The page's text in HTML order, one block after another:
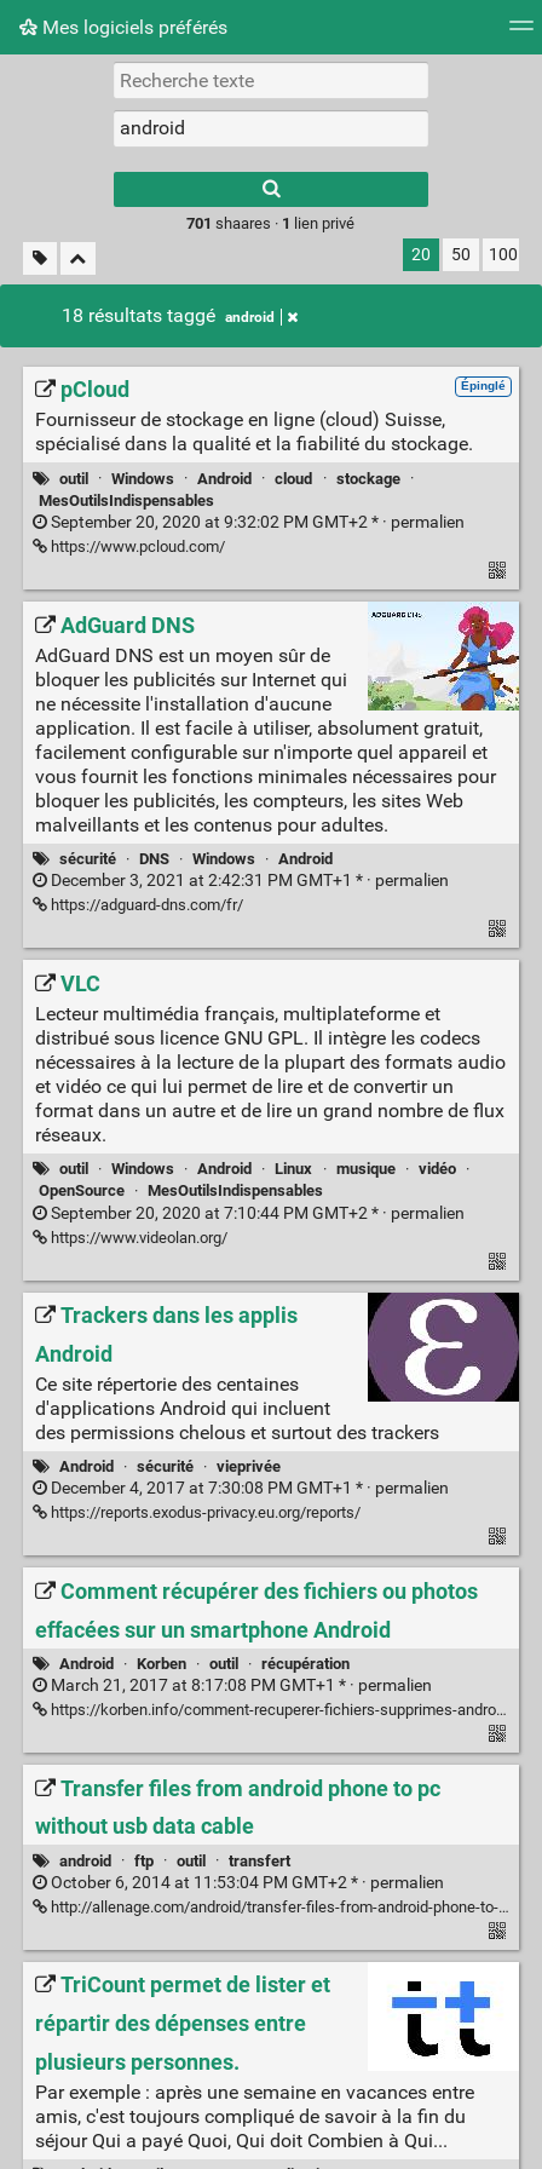
Mes logiciels préférés
Nuage de tags Mur d'images
results.
701 shaares · 1 lien privé
20 50 100
18 résultats taggé android
Épinglé
pCloud
Fournisseur de stockage en ligne (cloud) Suisse,
spécialisé dans la qualité et la fiabilité du stockage.
outil · Windows · Android · cloud · stockage
·
MesOutilsIndispensables
September 20, 2020 at 9:32:02 PM GMT+2 * · permalien
https://www.pcloud.com/
AdGuard DNS
АdGuard DNS est un moyen sûr de
bloquer les publicités sur Internet qui
ne nécessite l'installation d'aucune
application. Il est facile à utiliser, absolument gratuit,
facilement configurable sur n'importe quel appareil et
vous fournit les fonctions minimales nécessaires pour
bloquer les publicités, les compteurs, les sites Web
malveillants et les contenus pour adultes.
sécurité · DNS · Windows · Android
December 3, 2021 at 2:42:31 PM GMT+1 * · permalien
https://adguard-dns.com/fr/
VLC
Lecteur multimédia français, multiplateforme et
distribué sous licence GNU GPL. Il intègre les codecs
nécessaires à la lecture de la plupart des formats audio
et vidéo ce qui lui permet de lire et de convertir un
format dans un autre et de lire un grand nombre de flux
réseaux.
outil · Windows · Android · Linux · musique · vidéo
·
OpenSource
· MesOutilsIndispensables
September 20, 2020 at 7:10:44 PM GMT+2 * · permalien
https://www.videolan.org/
Trackers dans les applis
Android
Ce site répertorie des centaines
d'applications Android qui incluent
des permissions chelous et surtout des trackers
Android · sécurité · vieprivée
December 4, 2017 at 7:30:08 PM GMT+1 * · permalien
https://reports.exodus-privacy.eu.org/reports/
Comment récupérer des fichiers ou photos
effacées sur un smartphone Android
Android · Korben · outil · récupération
March 21, 2017 at 8:17:08 PM GMT+1 * · permalien
https://korben.info/comment-recuperer-fichiers-supprimes-android.html
Transfer files from android phone to pc
without usb data cable
android · ftp · outil · transfert
October 6, 2014 at 11:53:04 PM GMT+2 * · permalien
http://allenage.com/android/transfer-files-from-android-phone-to-pc-without-usb-data-cable/
TriCount permet de lister et
répartir des dépenses entre
plusieurs personnes.
Par exemple : après une semaine en vacances entre
amis, c'est toujours compliqué de savoir à la fin du
séjour Qui a payé Quoi, Qui doit Combien à Qui...